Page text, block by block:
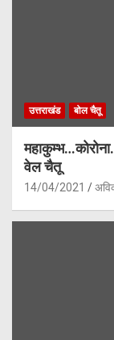
उत्तराखंड बोल चैतू
वेल चैतू
14/04/2021